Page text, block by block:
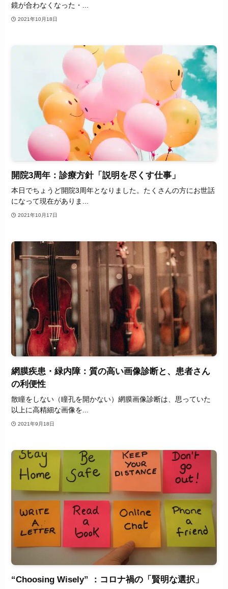
鏡が合わなくなった・...
2021年10月18日
開院3周年：診療方針「説明を尽くす仕事」
本日でちょうど開院3周年となりました。たくさんの方にお世話
になって現在がありま...
2021年10月17日
網膜疾患・緑内障：質の高い画像診断と、患者さん
の利便性
散瞳をしない（瞳孔を開かない）網膜画像診断は、思っていた
以上に高精細な画像を...
2021年9月18日
“Choosing Wisely” ：コロナ禍の「賢明な選択」